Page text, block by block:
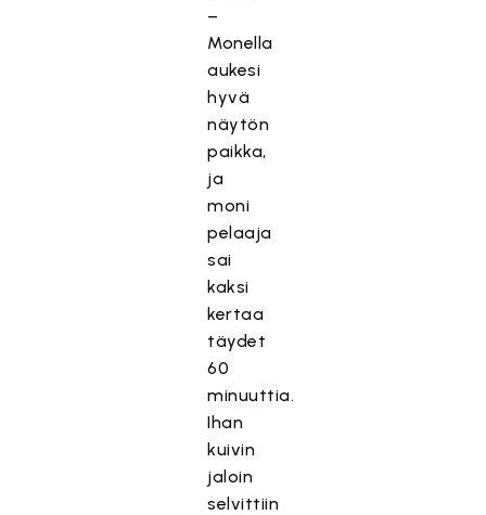
–
Monella
aukesi
hyvä
näytön
paikka,
ja
moni
pelaaja
sai
kaksi
kertaa
täydet
60
minuuttia.
Ihan
kuivin
jaloin
selvittiin